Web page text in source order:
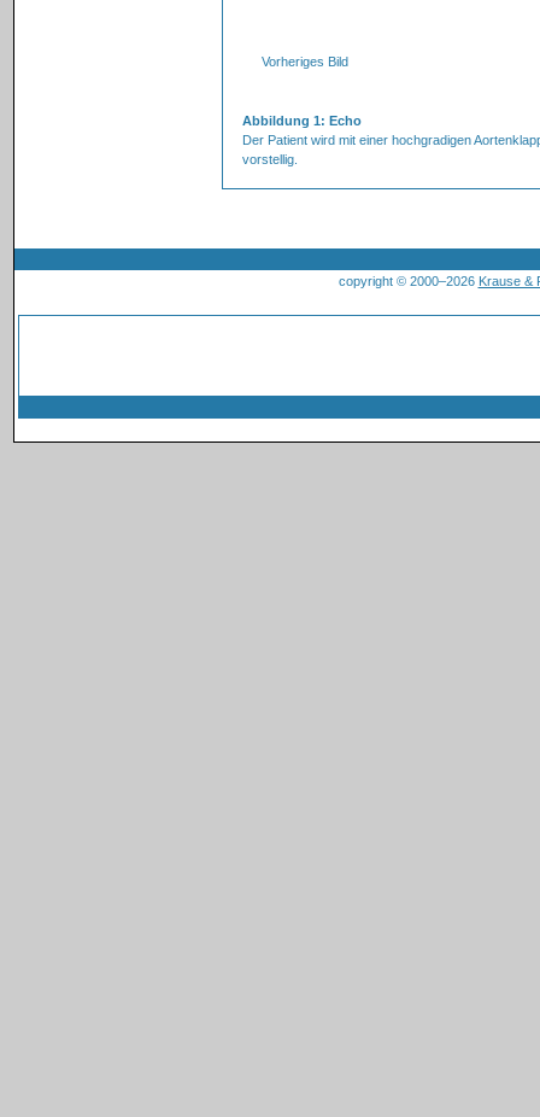
Vorheriges Bild
Abbildung 1: Echo
Der Patient wird mit einer hochgradigen
vorstellig.
copyright © 2000–2026 Krause &